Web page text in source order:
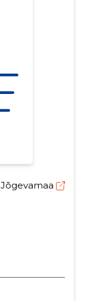
Jõgevamaa